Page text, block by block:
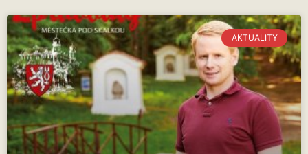
AKTUALITY